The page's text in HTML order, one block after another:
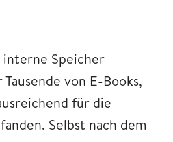
Speicher
von E-Books,
für die
Selbst nach dem